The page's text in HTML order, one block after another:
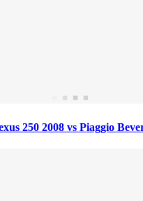
250 2008 vs Piaggio